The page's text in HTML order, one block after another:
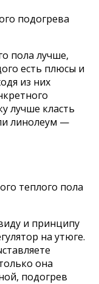
подогрева
пола лучше,
есть плюсы и
из них
лучше класть
линолеум —
теплого пола
и принципу
на утюге.
она
подогрев